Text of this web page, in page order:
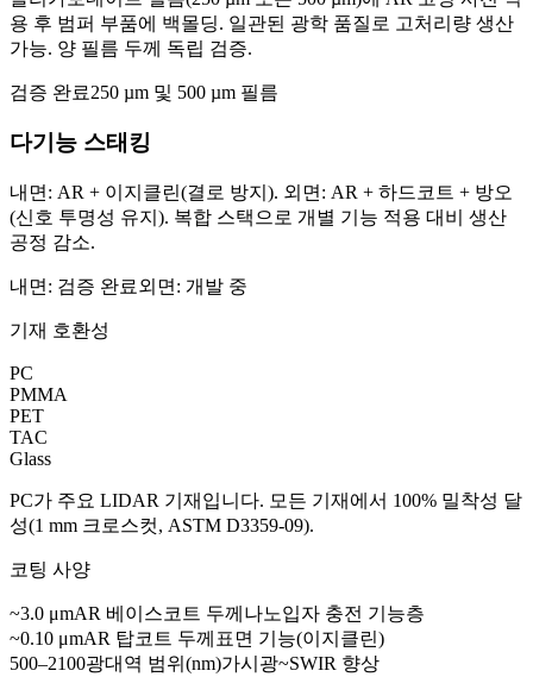
용 후 범퍼 부품에 백몰딩. 일관된 광학 품질로 고처리량 생산
가능. 양 필름 두께 독립 검증.
검증 완료250 µm 및 500 µm 필름
다기능 스태킹
내면: AR + 이지클린(결로 방지). 외면: AR + 하드코트 + 방오
(신호 투명성 유지). 복합 스택으로 개별 기능 적용 대비 생산
공정 감소.
내면: 검증 완료외면: 개발 중
기재 호환성
PC
PMMA
PET
TAC
Glass
PC가 주요 LIDAR 기재입니다. 모든 기재에서 100% 밀착성 달
성(1 mm 크로스컷, ASTM D3359-09).
코팅 사양
~3.0 μmAR 베이스코트 두께 나노입자 충전 기능층
~0.10 μmAR 탑코트 두께 표면 기능(이지클린)
500–2100광대역 범위(nm)가시광~SWIR 향상